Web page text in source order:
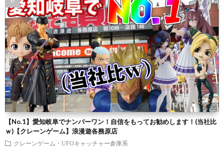
【No.1】愛知岐阜でナンバーワン！自信をもってお勧めします！(当社比
ｗ)【クレーンゲーム】浪漫遊各務原店
クレーンゲーム・UFOキャッチャー倉庫系